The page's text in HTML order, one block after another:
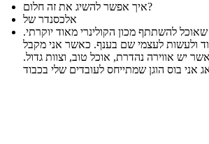
איך אפשר להשיג את זה חלום?
אלכסנדר של
שאוכל להשתתף מכון הקולינרי מאוד יוקרתי.
ולעשות לעצמי שם בענף. כאשר אני מקבל
יש אווירה נהדרת, אוכל טוב, וצוות גדול.